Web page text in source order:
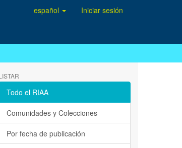
español Iniciar sesión
Todo el RIAA
Comunidades y Colecciones
Por fecha de publicación